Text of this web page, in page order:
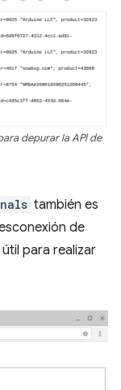
depurar la API de
también es
de
para realizar